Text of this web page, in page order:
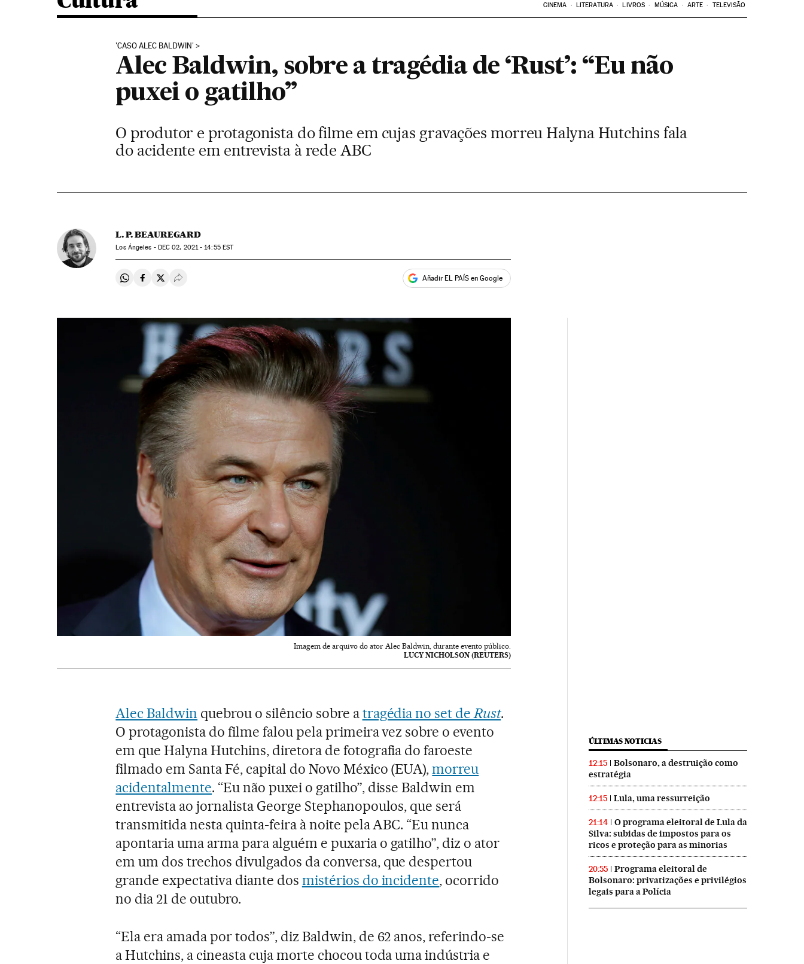
CINEMA LITERATURA LIVROS MÚSICA ARTE TELEVISÃO
'CASO ALEC BALDWIN'
Alec Baldwin, sobre a tragédia de ‘Rust’: “Eu não
puxei o gatilho”
O produtor e protagonista do filme em cujas gravações morreu Halyna Hutchins fala
do acidente em entrevista à rede ABC
L. P. BEAUREGARD
Los Ángeles - DEC 02, 2021 - 14:55EST
Compartir en Whatsapp
Compartir en Facebook
Compartir en Twitter
Desplegar Redes Sociales Añadir EL PAÍS en Google
Imagem de arquivo do ator Alec Baldwin, durante evento público.
LUCY NICHOLSON (REUTERS)
Alec Baldwin quebrou o silêncio sobre atragédia no set deRust.
O protagonista do filme falou pela primeira vez sobre o evento
em que Halyna Hutchins, diretora de fotografia do faroeste
filmado em Santa Fé, capital do Novo México (EUA),morreu
acidentalmente. “Eu não puxei o gatilho”, disse Baldwin em
entrevista ao jornalista George Stephanopoulos, que será
transmitida nesta quinta-feira à noite pela ABC. “Eu nunca
apontaria uma arma para alguém e puxaria o gatilho”, diz o ator
em um dos trechos divulgados da conversa, que despertou
grande expectativa diante dos mistérios do incidente, ocorrido
no dia 21 de outubro.
“Ela era amada por todos”, diz Baldwin, de 62 anos, referindo-se
a Hutchins, a cineasta cuja morte chocou toda uma indústria e
ÚLTIMAS NOTICIAS
12:15
Bolsonaro, a destruição como
estratégia
12:15 Lula, uma ressurreição
21:14
O programa eleitoral de Lula da
Silva: subidas de impostos para os
ricos e proteção para as minorias
20:55
Programa eleitoral de
Bolsonaro: privatizações e privilégios
legais para a Polícia